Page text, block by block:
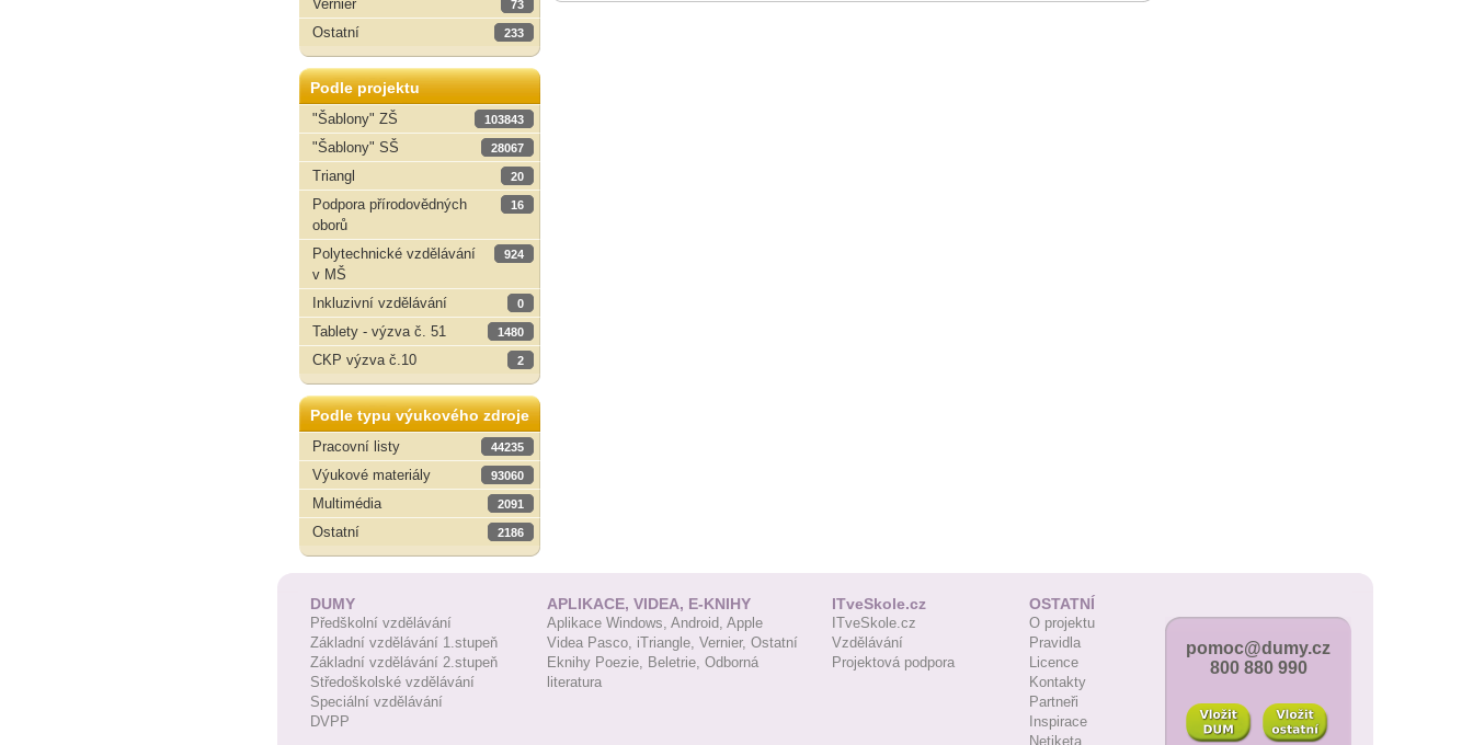
Vernier 73
Ostatní 233
Podle projektu
"Šablony" ZŠ
103843
"Šablony" SŠ 28067
Triangl 20
Podpora přírodovědných
oborů
16
Polytechnické vzdělávání
v MŠ
924
Inkluzivní vzdělávání 0
Tablety - výzva č. 51 1480
CKP výzva č.10 2
Podle typu výukového zdroje
Pracovní listy
44235
Výukové materiály 93060
Multimédia 2091
Ostatní 2186
DUMY
Předškolní vzdělávání
Základní vzdělávání 1.stupeň
Základní vzdělávání 2.stupeň
Středoškolské vzdělávání
Speciální vzdělávání
DVPP
APLIKACE, VIDEA, E-KNIHY
Aplikace Windows, Android, Apple
Videa Pasco, iTriangle, Vernier, Ostatní
Eknihy Poezie, Beletrie, Odborná
literatura
ITveSkole.cz
ITveSkole.cz
Vzdělávání
Projektová podpora
OSTATNÍ
O projektu
Pravidla
Licence
Kontakty
Partneři
Inspirace
Netiketa
pomoc@dumy.cz
800 880 990